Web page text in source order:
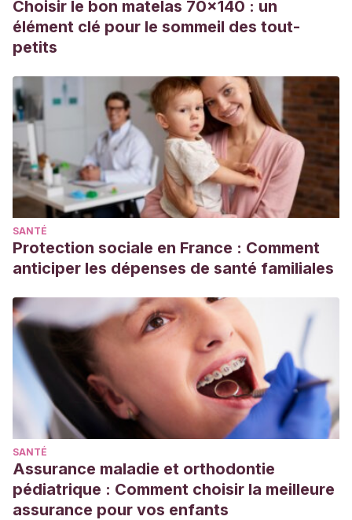
earthing.
Medical hypotheses (5), 824-826.
Choisir le bon matelas 70x140 : un
élément clé pour le sommeil des tout-
petits
SANTÉ
Protection sociale en France : Comment
anticiper les dépenses de santé familiales
SANTÉ
Assurance maladie et orthodontie
pédiatrique : Comment choisir la meilleure
assurance pour vos enfants